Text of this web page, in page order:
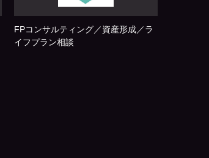
FPコンサルティング／資産形成／ラ
イフプラン相談